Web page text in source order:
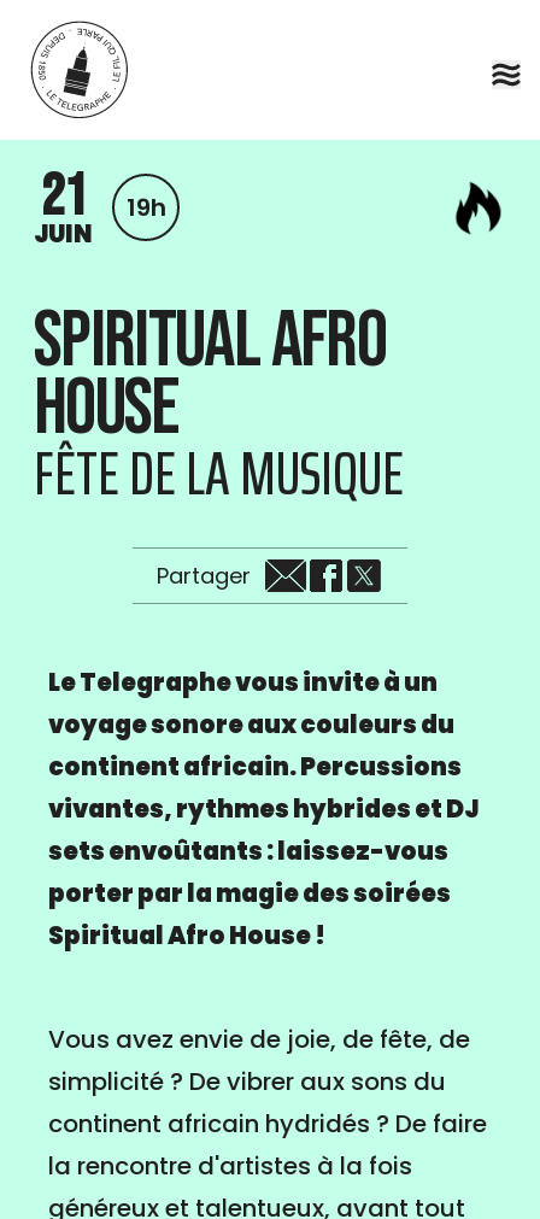
Aller au contenu principal
21
JUIN
19h
Spiritual Afro
House
FÊTE DE LA MUSIQUE
Partager
Le Telegraphe vous invite à un
voyage sonore aux couleurs du
continent africain. Percussions
vivantes, rythmes hybrides et DJ
sets envoûtants : laissez-vous
porter par la magie des soirées
Spiritual Afro House !
Vous avez envie de joie, de fête, de
simplicité ? De vibrer aux sons du
continent africain hydridés ? De faire
la rencontre d'artistes à la fois
généreux et talentueux, avant tout